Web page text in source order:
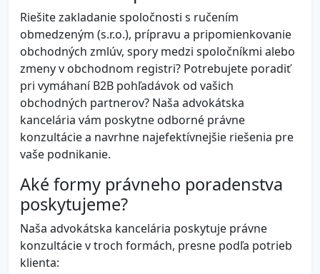
Riešite zakladanie spoločnosti s ručením
obmedzeným (s.r.o.), prípravu a pripomienkovanie
obchodných zmlúv, spory medzi spoločníkmi alebo
zmeny v obchodnom registri? Potrebujete poradiť
pri vymáhaní B2B pohľadávok od vašich
obchodných partnerov? Naša advokátska
kancelária vám poskytne odborné právne
konzultácie a navrhne najefektívnejšie riešenia pre
vaše podnikanie.
Aké formy právneho poradenstva
poskytujeme?
Naša advokátska kancelária poskytuje právne
konzultácie v troch formách, presne podľa potrieb
klienta: